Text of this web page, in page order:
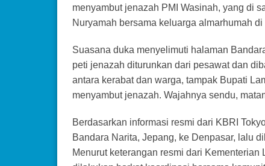
menyambut jenazah PMI Wasinah, yang di
Nuryamah bersama keluarga almarhumah
Suasana duka menyelimuti halaman
peti jenazah diturunkan dari pesawat dan
antara kerabat dan warga, tampak Bupati
menyambut jenazah. Wajahnya sendu,
Berdasarkan informasi resmi dari KBRI
Bandara Narita, Jepang, ke Denpasar, lalu
Menurut keterangan resmi dari